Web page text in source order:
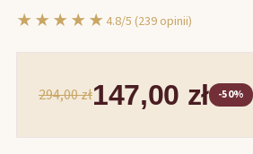
★★★★★4.8/5 (239 opinii)
294,00 zł147,00 zł -50%